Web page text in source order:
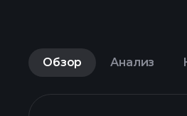
Обзор Анализ